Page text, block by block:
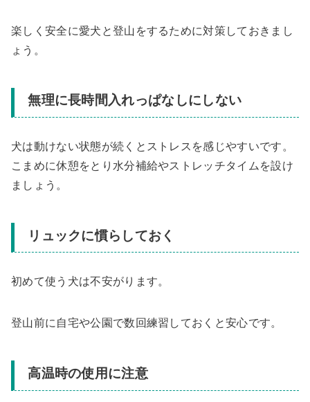
楽しく安全に愛犬と登山をするために対策しておきまし
ょう。
無理に長時間入れっぱなしにしない
犬は動けない状態が続くとストレスを感じやすいです。
こまめに休憩をとり水分補給やストレッチタイムを設け
ましょう。
リュックに慣らしておく
初めて使う犬は不安がります。
登山前に自宅や公園で数回練習しておくと安心です。
高温時の使用に注意